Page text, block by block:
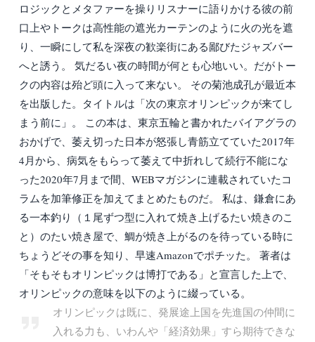
ロジックとメタファーを操りリスナーに語りかける彼の前
口上やトークは高性能の遮光カーテンのように火の光を遮
り、一瞬にして私を深夜の歓楽街にある鄙びたジャズバー
へと誘う。 気だるい夜の時間が何とも心地いい。だがトー
クの内容は殆ど頭に入って来ない。 その菊池成孔が最近本
を出版した。タイトルは「次の東京オリンピックが来てし
まう前に」。 この本は、東京五輪と書かれたバイアグラの
おかげで、萎え切った日本が怒張し青筋立てていた2017年
4月から、病気をもらって萎えて中折れして続行不能にな
った2020年7月まで間、WEBマガジンに連載されていたコ
ラムを加筆修正を加えてまとめたものだ。 私は、鎌倉にあ
る一本釣り（１尾ずつ型に入れて焼き上げるたい焼きのこ
と）のたい焼き屋で、鯛が焼き上がるのを待っている時に
ちょうどその事を知り、早速Amazonでポチッた。 著者は
「そもそもオリンピックは博打である」と宣言した上で、
オリンピックの意味を以下のように綴っている。
オリンピックは既に、発展途上国を先進国の仲間に
入れる力も、いわんや「経済効果」すら期待できな